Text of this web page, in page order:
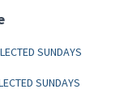
SUNDAYS
SUNDAYS